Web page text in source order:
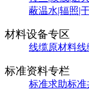
蔽温水|辐照|
材料设备专区
线缆原材料线
标准资料专栏
标准求助标准